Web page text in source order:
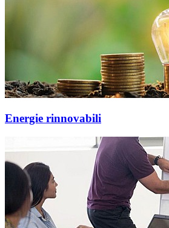
Energie rinnovabili